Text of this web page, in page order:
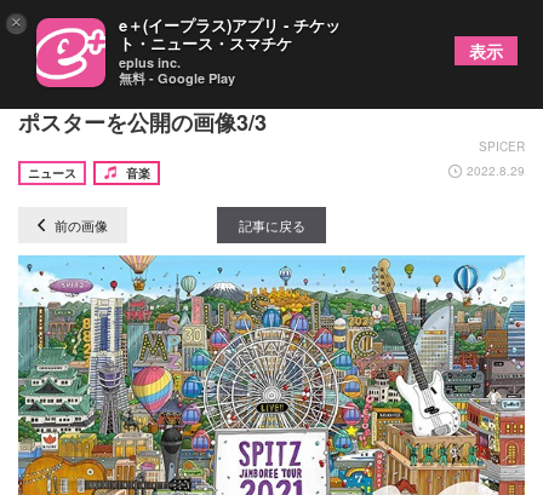
スピッツ、ライブ映像作品のジャケット写真＆特典
ポスターを公開の画像3/3
SPICER
ニュース
音楽 2022.8.29
前の画像 記事に戻る
× e＋(イープラス)アプリ - チケッ
ト・ニュース・スマチケ
eplus inc.
無料 - Google Play
表示